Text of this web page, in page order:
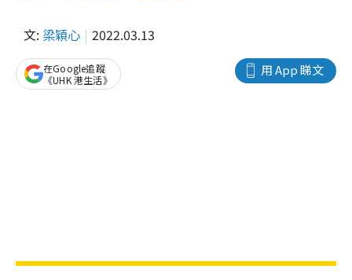
文: 梁穎心 2022.03.13
用 App 睇文
在Google追蹤
《UHK 港生活》